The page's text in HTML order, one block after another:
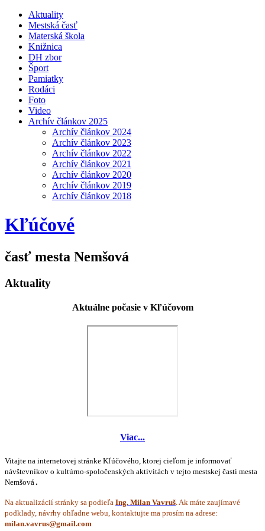
Aktuality
Mestská časť
Materská škola
Knižnica
DH zbor
Šport
Pamiatky
Rodáci
Foto
Video
Archív článkov 2025
Archív článkov 2024
Archív článkov 2023
Archív článkov 2022
Archív článkov 2021
Archív článkov 2020
Archív článkov 2019
Archív článkov 2018
Kľúčové
časť mesta Nemšová
Aktuality
Aktuálne počasie v Kľúčovom
Viac...
Vitajte na internetovej stránke Kľúčového, ktorej cieľom je informovať
návštevníkov o kultúrno-spoločenských aktivitách v tejto mestskej časti mesta
Nemšová .
Na aktualizácií stránky sa podieľa Ing. Milan Vavruš . Ak máte zaujímavé
podklady, návrhy ohľadne webu, kontaktujte ma prosím na adrese: